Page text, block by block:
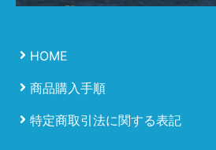
HOME
商品購入手順
特定商取引法に関する表記